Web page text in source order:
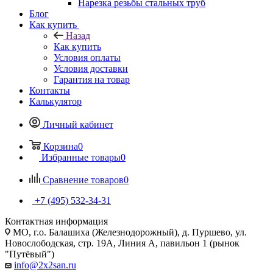
Нарезка резьбы стальных труб
Блог
Как купить
Назад
Как купить
Условия оплаты
Условия доставки
Гарантия на товар
Контакты
Калькулятор
Личный кабинет
Корзина0
Избранные товары0
Сравнение товаров0
+7 (495) 532‑34‑31
Контактная информация
МО, г.о. Балашиха (Железнодорожный), д. Пуршево, ул.
Новослободская, стр. 19А, Линия А, павильон 1 (рынок
"Путёвый")
info@2x2san.ru